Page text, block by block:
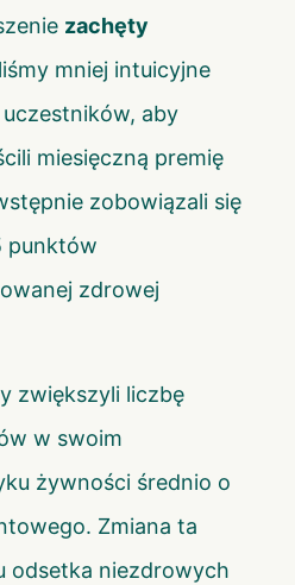
zachęty
mniej intuicyjne
aby
miesięczną premię
zobowiązali się
punktów
zdrowej
zwiększyli liczbę
w swoim
żywności średnio o
Zmiana ta
odsetka niezdrowych